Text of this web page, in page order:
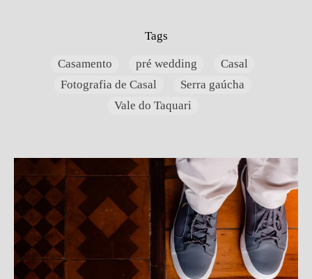
Tags
Casamento pré wedding
Casal
Fotografia de Casal
Serra gaúcha
Vale do Taquari